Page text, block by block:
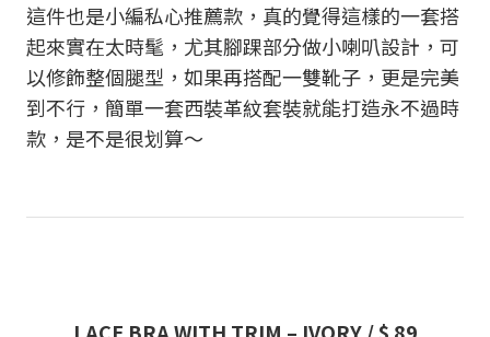
這件也是小編私心推薦款，真的覺得這樣的一套搭
起來實在太時髦，尤其腳踝部分做小喇叭設計，可
以修飾整個腿型，如果再搭配一雙靴子，更是完美
到不行，簡單一套西裝革紋套裝就能打造永不過時
款，是不是很划算～